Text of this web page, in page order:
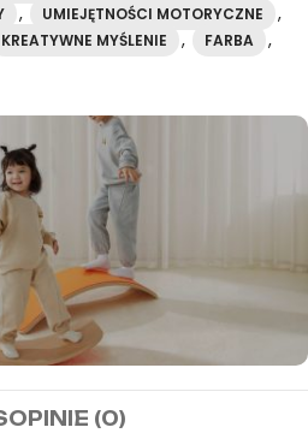
, UMIEJĘTNOŚCI MOTORYCZNE ,
KREATYWNE MYŚLENIE , FARBA ,
MIDEER
OPINIE (0)